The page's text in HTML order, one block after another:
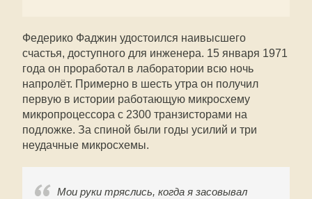
Федерико Фаджин удостоился наивысшего
счастья, доступного для инженера. 15 января 1971
года он проработал в лаборатории всю ночь
напролёт. Примерно в шесть утра он получил
первую в истории работающую микросхему
микропроцессора с 2300 транзисторами на
подложке. За спиной были годы усилий и три
неудачные микросхемы.
Мои руки тряслись, когда я засовывал